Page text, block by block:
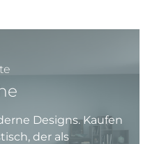
Designs. Kaufen
der als